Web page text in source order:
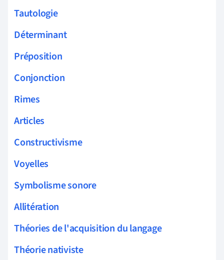
Tautologie
Déterminant
Préposition
Conjonction
Rimes
Articles
Constructivisme
Voyelles
Symbolisme sonore
Allitération
Théories de l'acquisition du langage
Théorie nativiste